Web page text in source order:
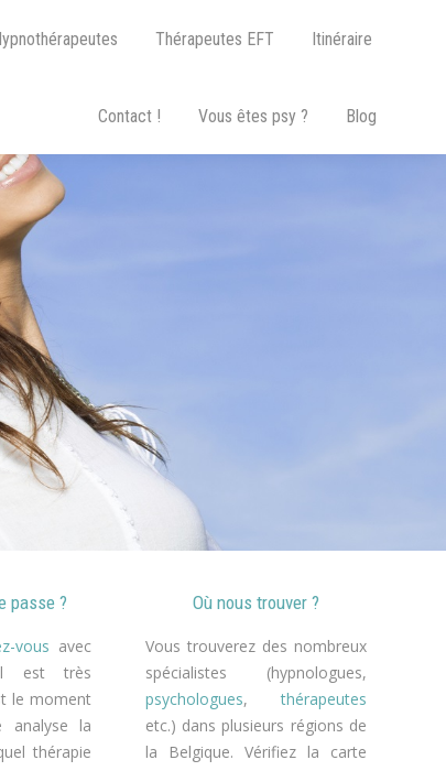
Thérapeutes EFT Itinéraire
Contact ! Vous êtes psy ? Blog
passe ?
vous avec
est très
le moment
analyse la
thérapie
Où nous trouver ?
Vous trouverez des nombreux
spécialistes (hypnologues,
psychologues,thérapeutes
etc.) dans plusieurs régions de
la Belgique. Vérifiez la carte